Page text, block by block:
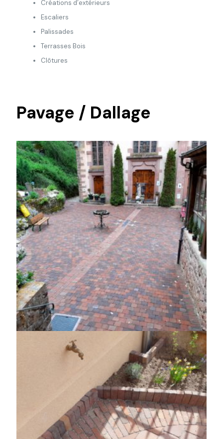
Créations d’extérieurs
Escaliers
Palissades
Terrasses Bois
Clôtures
Pavage / Dallage